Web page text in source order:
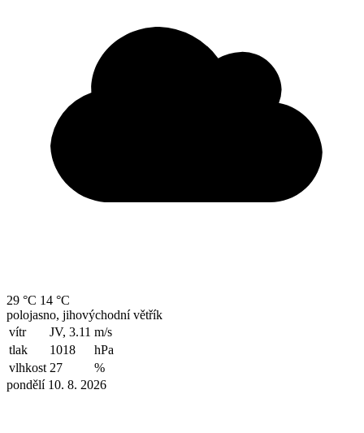
29 °C 14 °C
polojasno, jihovýchodní větřík
vítr
JV, 3.11 m/s
tlak
1018
hPa
vlhkost 27
%
pondělí 10. 8. 2026